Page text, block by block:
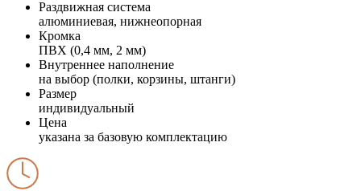
Раздвижная система
алюминиевая, нижнеопорная
Кромка
ПВХ (0,4 мм, 2 мм)
Внутреннее наполнение
на выбор (полки, корзины, штанги)
Размер
индивидуальный
Цена
указана за базовую комплектацию